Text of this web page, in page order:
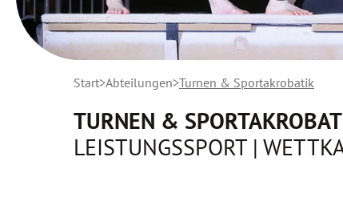
Start Abteilungen Turnen & Sportakrobatik
TURNEN &
LEISTUNGSSPORT |